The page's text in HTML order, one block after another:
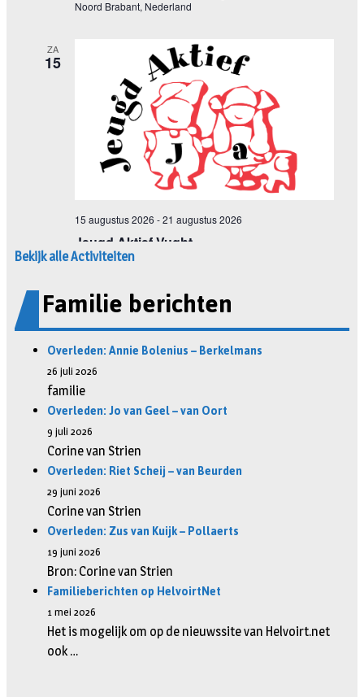
Bekijk alle Activiteiten
Familie berichten
Overleden: Annie Bolenius – Berkelmans
26 juli 2026
familie
Overleden: Jo van Geel – van Oort
9 juli 2026
Corine van Strien
Overleden: Riet Scheij – van Beurden
29 juni 2026
Corine van Strien
Overleden: Zus van Kuijk – Pollaerts
19 juni 2026
Bron: Corine van Strien
Familieberichten op HelvoirtNet
1 mei 2026
Het is mogelijk om op de nieuwssite van Helvoirt.net
ook …